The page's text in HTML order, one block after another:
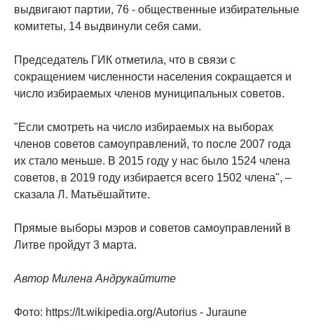
выдвигают партии, 76 - общественные избирательные
комитеты, 14 выдвинули себя сами.
Председатель ГИК отметила, что в связи с
сокращением численности населения сокращается и
число избираемых членов муниципальных советов.
"Если смотреть на число избираемых на выборах
членов советов самоуправлений, то после 2007 года
их стало меньше. В 2015 году у нас было 1524 члена
советов, в 2019 году избирается всего 1502 члена", –
сказала Л. Матьёшайтите.
Прямые выборы мэров и советов самоуправлений в
Литве пройдут 3 марта.
Автор Милена Андрукайтите
Фото: https://lt.wikipedia.org/Autorius - Juraune